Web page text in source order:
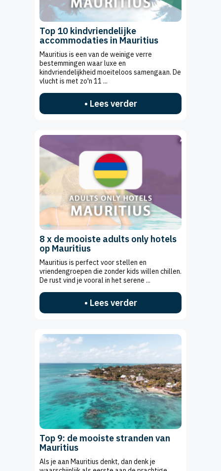
Top 10 kindvriendelijke
accommodaties in Mauritius
Mauritius is een van de weinige verre
bestemmingen waar luxe en
kindvriendelijkheid moeiteloos samengaan. De
vlucht is met zo'n 11 ...
• Lees verder
8 x de mooiste adults only hotels
op Mauritius
Mauritius is perfect voor stellen en
vriendengroepen die zonder kids willen chillen.
De rust vind je vooral in het serene ...
• Lees verder
Top 9: de mooiste stranden van
Mauritius
Als je aan Mauritius denkt, dan denk je